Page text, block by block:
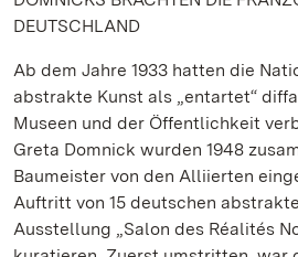
DEUTSCHLAND
Ab dem Jahre 1933 hatten die
abstrakte Kunst als „entartet“
Museen und der Öffentlichkeit
Greta Domnick wurden 1948
Baumeister von den Alliierten
Auftritt von 15 deutschen
Ausstellung „Salon des Réalités